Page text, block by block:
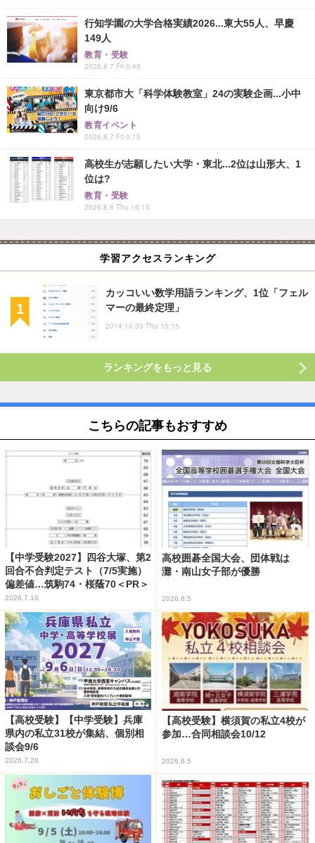
行知学園の大学合格実績2026...東大55人、早慶
149人
教育・受験
2026.8.7 Fri 0:45
東京都市大「科学体験教室」24の実験企画...小中
向け9/6
教育イベント
2026.8.7 Fri 0:15
高校生が志願したい大学・東北...2位は山形大、1
位は?
教育・受験
2026.8.6 Thu 16:15
学習アクセスランキング
カッコいい数学用語ランキング、1位「フェル
マーの最終定理」
2014.10.30 Thu 15:15
ランキングをもっと見る
こちらの記事もおすすめ
【中学受験2027】四谷大塚、第2
回合不合判定テスト（7/5実施）
偏差値…筑駒74・桜蔭70＜PR＞
2026.7.10
高校囲碁全国大会、団体戦は
灘・南山女子部が優勝
2026.8.5
【高校受験】【中学受験】兵庫
県内の私立31校が集結、個別相
談会9/6
2026.7.28
【高校受験】横須賀の私立4校が
参加…合同相談会10/12
2026.8.5